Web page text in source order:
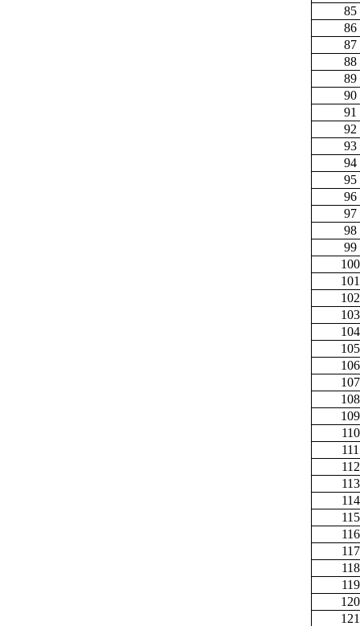
85
86
87
88
89
90
91
92
93
94
95
96
97
98
99
100
101
102
103
104
105
106
107
108
109
110
111
112
113
114
115
116
117
118
119
120
121